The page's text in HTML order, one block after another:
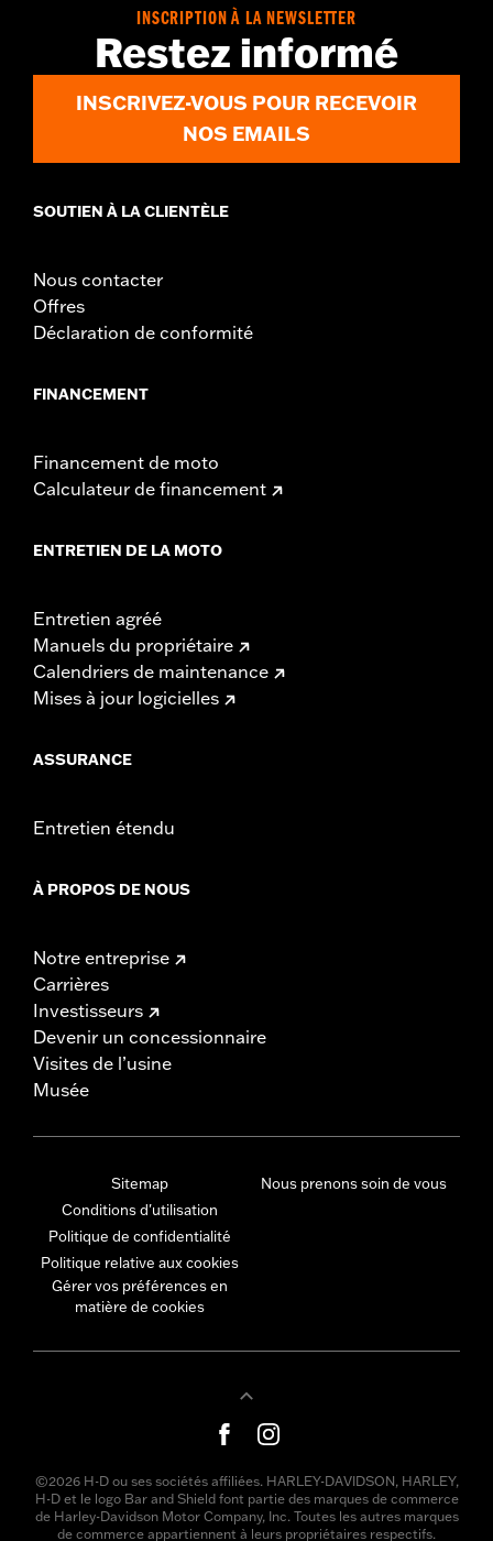
1 year limited warranty – Go towww.h-
d.com/warrantyfor full details
INSCRIPTION À LA NEWSLETTER
Restez informé
INSCRIVEZ-VOUS POUR RECEVOIR
NOS EMAILS
SOUTIEN À LA CLIENTÈLE
Nous contacter
Offres
Déclaration de conformité
FINANCEMENT
Financement de moto
Calculateur de financement
ENTRETIEN DE LA MOTO
Entretien agréé
Manuels du propriétaire
Calendriers de maintenance
Mises à jour logicielles
ASSURANCE
Entretien étendu
À PROPOS DE NOUS
Notre entreprise
Carrières
Investisseurs
Devenir un concessionnaire
Visites de l’usine
Musée
Sitemap
Conditions d'utilisation
Politique de confidentialité
Politique relative aux cookies
Gérer vos préférences en
matière de cookies
Nous prenons soin de vous
©2026 H-D ou ses sociétés affiliées. HARLEY-DAVIDSON, HARLEY,
H-D et le logo Bar and Shield font partie des marques de commerce
de Harley-Davidson Motor Company, Inc. Toutes les autres marques
de commerce appartiennent à leurs propriétaires respectifs.